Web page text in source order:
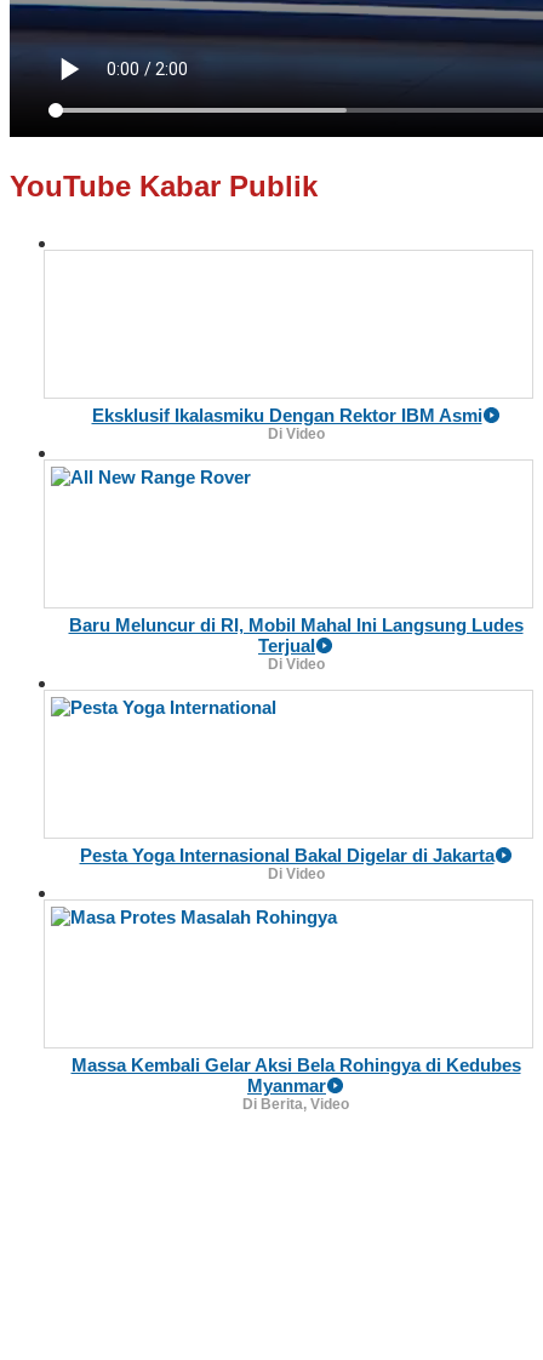
YouTube Kabar Publik
Eksklusif Ikalasmiku Dengan Rektor IBM Asmi
Di Video
Baru Meluncur di RI, Mobil Mahal Ini Langsung Ludes
Terjual
Di Video
Pesta Yoga Internasional Bakal Digelar di Jakarta
Di Video
Massa Kembali Gelar Aksi Bela Rohingya di Kedubes
Myanmar
Di Berita, Video